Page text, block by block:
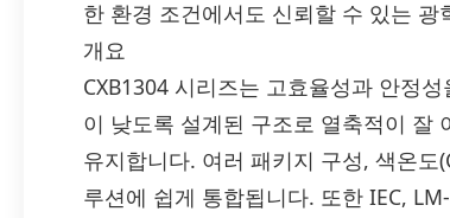
한 환경 조건에서도 신뢰할 수 있는 광
개요
CXB1304 시리즈는 고효율성과 안정
이 낮도록 설계된 구조로 열축적이 잘
유지합니다. 여러 패키지 구성, 색온도
루션에 쉽게 통합됩니다. 또한 IEC,